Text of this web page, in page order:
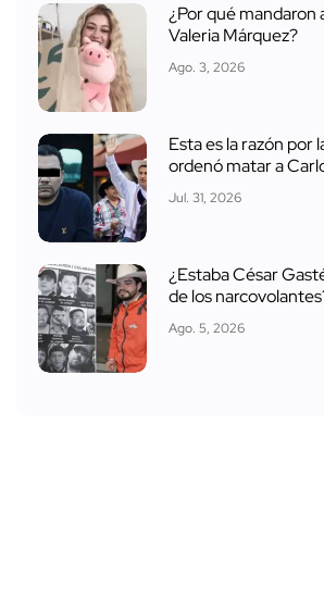
¿Por qué mandaron
Valeria Márquez?
Ago. 3, 2026
Esta es la razón por
ordenó matar a
Jul. 31, 2026
¿Estaba César
de los
Ago. 5, 2026